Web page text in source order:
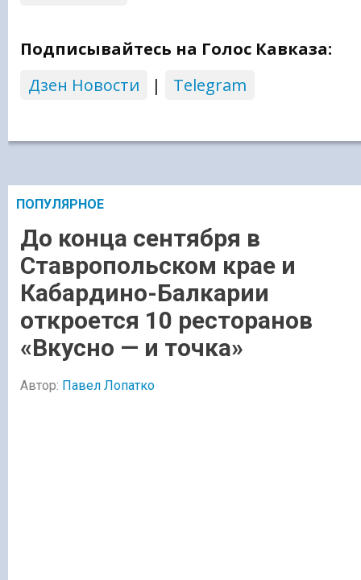
Подписывайтесь на Голос Кавказа:
Дзен Новости
| Telegram
ПОПУЛЯРНОЕ
До конца сентября в
Ставропольском крае и
Кабардино-Балкарии
откроется 10 ресторанов
«Вкусно — и точка»
Автор: Павел Лопатко